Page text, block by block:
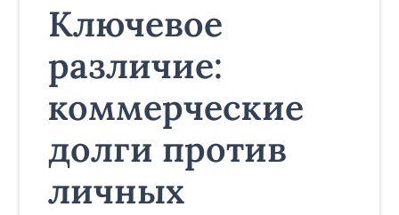
Ключевое
различие:
коммерческие
долги против
личных